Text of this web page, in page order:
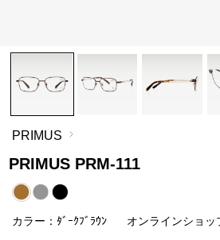
PRIMUS
PRIMUS PRM-111
カラー：ﾀﾞｰｸﾌﾞﾗｳﾝ オンラインショッ